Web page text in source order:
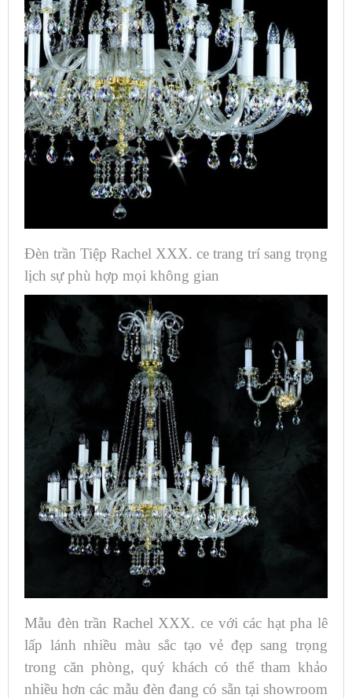
Đèn trần Tiệp Rachel XXX. ce trang trí sang trọng
lịch sự phù hợp mọi không gian
Mẫu đèn trần Rachel XXX. ce với các hạt pha lê
lấp lánh nhiều màu sắc tạo vẻ đẹp sang trọng
trong căn phòng, quý khách có thể tham khảo
nhiều hơn các mẫu đèn đang có sẵn tại showroom